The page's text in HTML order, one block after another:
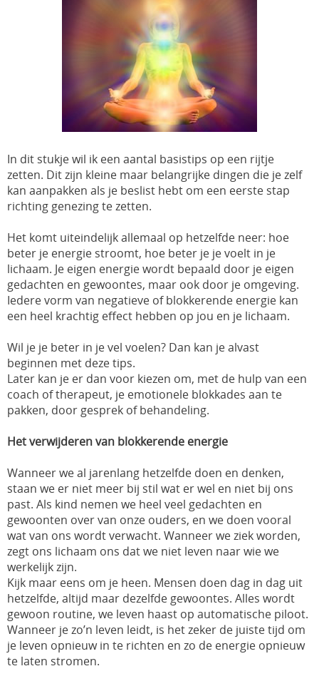
In dit stukje wil ik een aantal basistips op een rijtje
zetten. Dit zijn kleine maar belangrijke dingen die je zelf
kan aanpakken als je beslist hebt om een eerste stap
richting genezing te zetten.
Het komt uiteindelijk allemaal op hetzelfde neer: hoe
beter je energie stroomt, hoe beter je je voelt in je
lichaam. Je eigen energie wordt bepaald door je eigen
gedachten en gewoontes, maar ook door je omgeving.
Iedere vorm van negatieve of blokkerende energie kan
een heel krachtig effect hebben op jou en je lichaam.
Wil je je beter in je vel voelen? Dan kan je alvast
beginnen met deze tips.
Later kan je er dan voor kiezen om, met de hulp van een
coach of therapeut, je emotionele blokkades aan te
pakken, door gesprek of behandeling.
Het verwijderen van blokkerende energie
Wanneer we al jarenlang hetzelfde doen en denken,
staan we er niet meer bij stil wat er wel en niet bij ons
past. Als kind nemen we heel veel gedachten en
gewoonten over van onze ouders, en we doen vooral
wat van ons wordt verwacht. Wanneer we ziek worden,
zegt ons lichaam ons dat we niet leven naar wie we
werkelijk zijn.
Kijk maar eens om je heen. Mensen doen dag in dag uit
hetzelfde, altijd maar dezelfde gewoontes. Alles wordt
gewoon routine, we leven haast op automatische piloot.
Wanneer je zo’n leven leidt, is het zeker de juiste tijd om
je leven opnieuw in te richten en zo de energie opnieuw
te laten stromen.